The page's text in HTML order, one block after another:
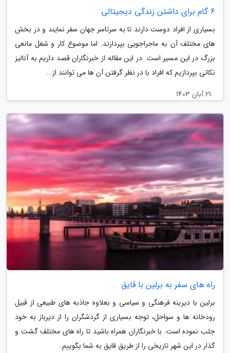
6 گام برای داشتن زندگی دیجیتالی
بسیاری از افراد دوست دارند تا به سرتاسر جهان سفر نمایند و در بخش
های مختلف آن به ماجراجویی بپردازند. اما موضوع کار و شغل مانعی
بزرگ در این مسیر است. در این مقاله از خبرنگاران قصد داریم به آنالیز
نکاتی بپردازیم که افراد با در نظر گرفتن آن ها می توانند از...
21 آبان 1403
راه های سفر به برلین با قایق
برلین با دیرینه فرهنگی و سیاسی و بعلاوه جاذبه های طبیعی از قبیل
رودخانه ها و سواحل، توجه بسیاری از گردشگران را از دیرباز به خود
جلب نموده است. با خبرنگاران همراه باشید تا راه های مختلف گشت و
گذار در این شهر تاریخی را از طریق قایق به شما بگوییم.